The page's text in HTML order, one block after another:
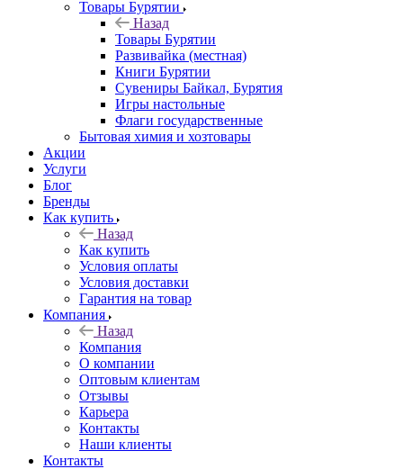
Товары Бурятии
Назад
Товары Бурятии
Развивайка (местная)
Книги Бурятии
Сувениры Байкал, Бурятия
Игры настольные
Флаги государственные
Бытовая химия и хозтовары
Акции
Услуги
Блог
Бренды
Как купить
Назад
Как купить
Условия оплаты
Условия доставки
Гарантия на товар
Компания
Назад
Компания
О компании
Оптовым клиентам
Отзывы
Карьера
Контакты
Наши клиенты
Контакты